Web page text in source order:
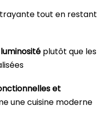
tout en restant
plutôt que les
et
une cuisine moderne